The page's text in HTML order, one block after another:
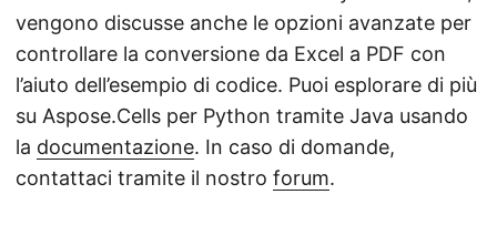
vengono discusse anche le opzioni avanzate per
controllare la conversione da Excel a PDF con
l’aiuto dell’esempio di codice. Puoi esplorare di più
su Aspose.Cells per Python tramite Java usando
la documentazione. In caso di domande,
contattaci tramite il nostro forum.